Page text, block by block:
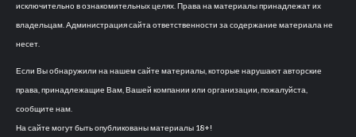
исключительно в ознакомительных целях. Права на материалы принадлежат их
владельцам. Администрация сайта ответственности за содержание материала не
несет.
Если Вы обнаружили на нашем сайте материалы, которые нарушают авторские
права, принадлежащие Вам, Вашей компании или организации, пожалуйста,
сообщите нам.
На сайте могут быть опубликованы материалы 18+!